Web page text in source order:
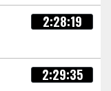
2:28:19
2:29:35